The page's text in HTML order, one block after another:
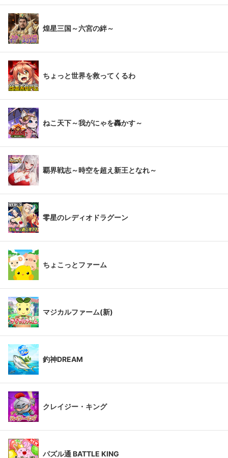
煌星三国～六宮の絆～
ちょっと世界を救ってくるわ
ねこ天下～我がにゃを轟かす～
覇界戦志～時空を超え新王となれ～
零星のレディオドラグーン
ちょこっとファーム
マジカルファーム(新)
釣神DREAM
クレイジー・キング
パズル通 BATTLE KING